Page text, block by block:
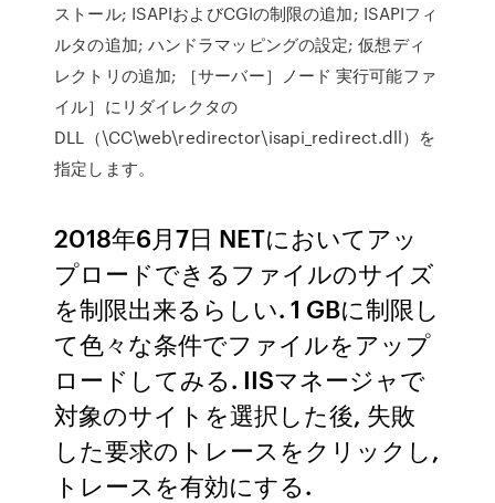
ストール; ISAPIおよびCGIの制限の追加; ISAPIフィ
ルタの追加; ハンドラマッピングの設定; 仮想ディ
レクトリの追加; ［サーバー］ノード 実行可能ファ
イル］にリダイレクタの
DLL（\CC\web\redirector\isapi_redirect.dll）を
指定します。
2018年6月7日 NETにおいてアッ
プロードできるファイルのサイズ
を制限出来るらしい. 1 GBに制限し
て色々な条件でファイルをアップ
ロードしてみる. IISマネージャで
対象のサイトを選択した後, 失敗
した要求のトレースをクリックし,
トレースを有効にする.